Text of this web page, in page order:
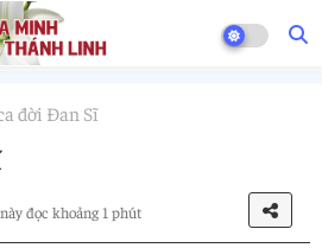
đời Đan Sĩ
đọc khoảng 1 phút